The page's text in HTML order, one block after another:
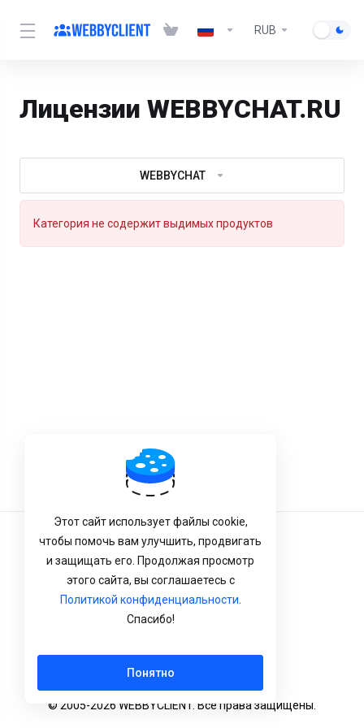
RUB
Лицензии WEBBYCHAT.RU
WEBBYCHAT
Категория не содержит выдимых продуктов
© 2005-2026 WEBBYCLIENT. Все права защищены.
Условия Обслуживания
Конфиденциальность
Политика возврата
Этот сайт использует файлы cookie,
чтобы помочь вам улучшить, продвигать
и защищать его. Продолжая просмотр
этого сайта, вы соглашаетесь с
Политикой конфиденциальности
Спасибо!
Понятно